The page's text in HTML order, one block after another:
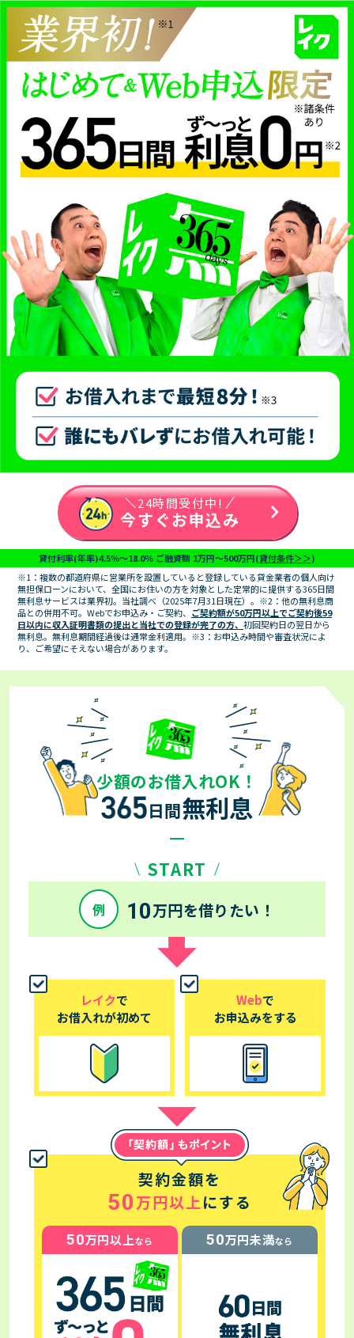
24時間受付中!
今すぐお申込み
貸付利率(年率)4.5％～18.0％ ご融資額 1万円～500万円(貸付条件＞＞)
※1：複数の都道府県に営業所を設置していると登録している貸金業者の個人向け
無担保ローンにおいて、全国にお住いの方を対象とした定常的に提供する365日間
無利息サービスは業界初。当社調べ（2025年7月31日現在）。※2：他の無利息商
品との併用不可。Webでお申込み・ご契約、 ご契約額が50万円以上でご契約後59
日以内に収入証明書類の提出と当社での登録が完了の方、 初回契約日の翌日から
無利息。無利息期間経過後は通常金利適用。※3：お申込み時間や審査状況によ
り、ご希望にそえない場合があります。
少額のお借入れOK！
日間無利息
START
例 10万円を借りたい！
レイクで
お借入れが初めて
Webで
お申込みをする
契約金額を
50万円以上にする
50万円以上なら 50万円未満なら